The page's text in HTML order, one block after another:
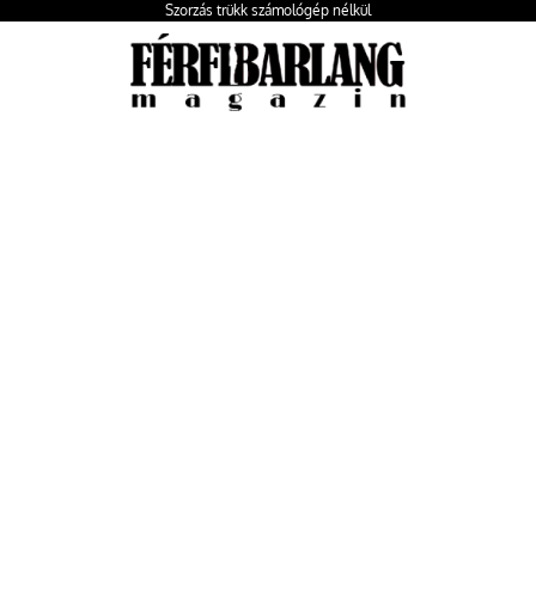
Szorzás trükk számológép nélkül